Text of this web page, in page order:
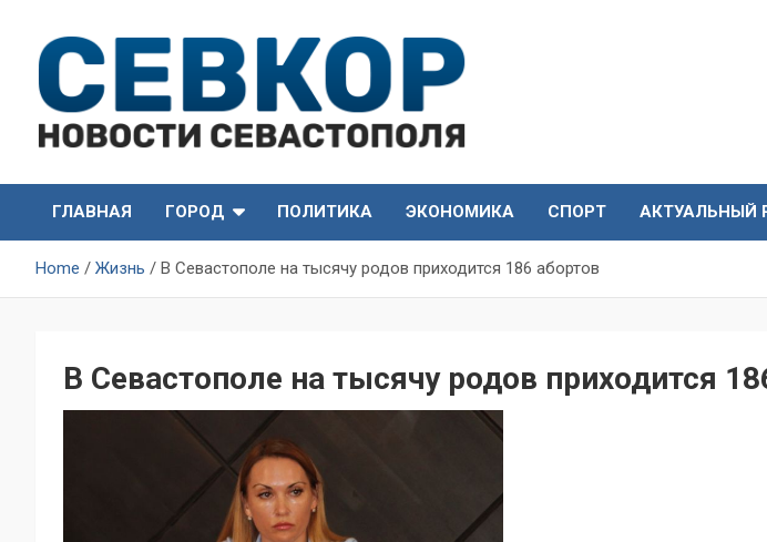
content
СевКор — Новости
Севастополя
Севастополя
ГЛАВНАЯ
ГОРОД ПОЛИТИКА ЭКОНОМИКА СПОРТ АКТУАЛЬНЫЙ
Home Жизнь В Севастополе на тысячу родов приходится 186 абортов
В Севастополе на тысячу родов приходится